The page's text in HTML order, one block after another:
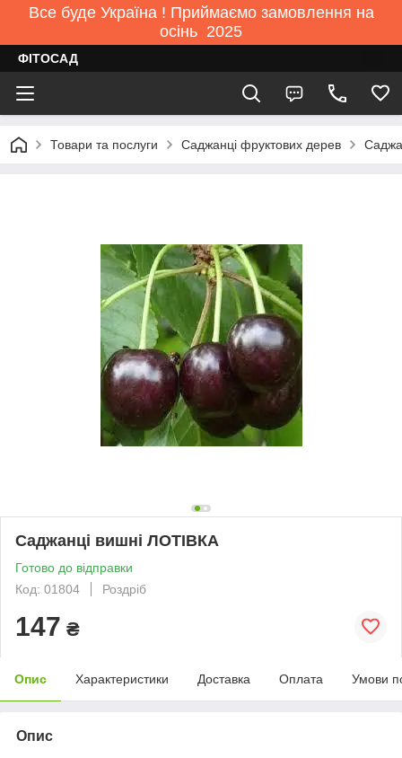
Все буде Україна ! Приймаємо замовлення на
осінь 2025
ФІТОСАД
Товари та послуги Саджанці фруктових дерев
Саджанці вишні ЛОТІВКА
Готово до відправки
Код: 01804
Роздріб
147 ₴
Опис Характеристики Доставка Оплата Умови
Опис